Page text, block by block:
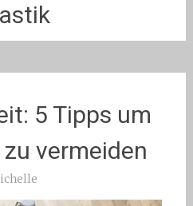
5 Tipps um
vermeiden